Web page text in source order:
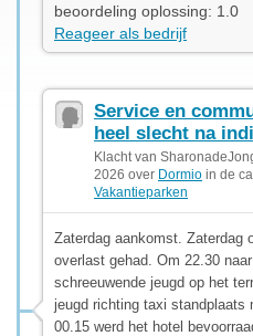
beoordeling oplossing: 1.0
Reageer als bedrijf
Service en
heel slecht na
Klacht van
2026 over Dormio in de
Vakantieparken
Zaterdag aankomst. Zaterdag
overlast gehad. Om 22.30
schreeuwende jeugd op het
jeugd richting taxi standplaats
00.15 werd het hotel